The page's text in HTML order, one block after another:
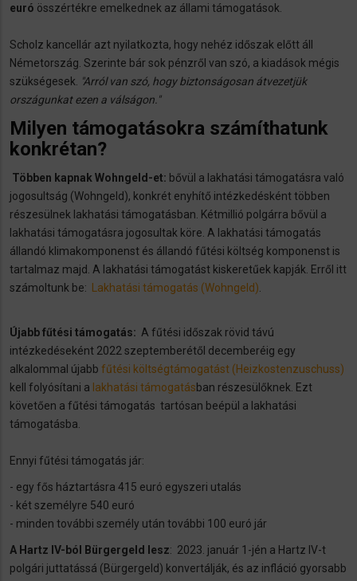
euró összértékre emelkednek az állami támogatások.
Scholz kancellár azt nyilatkozta, hogy nehéz időszak előtt áll
Németország. Szerinte bár sok pénzről van szó, a kiadások mégis
szükségesek.
"Arról van szó, hogy biztonságosan átvezetjük
országunkat ezen a válságon."
Milyen támogatásokra számíthatunk
konkrétan?
Többen kapnak Wohngeld-et: bővül a lakhatási támogatásra való
jogosultság (Wohngeld), konkrét enyhítő intézkedésként többen
részesülnek lakhatási támogatásban. Kétmillió polgárra bővül a
lakhatási támogatásra jogosultak köre. A lakhatási támogatás
állandó klimakomponenst és állandó fűtési költség komponenst is
tartalmaz majd. A lakhatási támogatást kiskeretűek kapják. Erről itt
számoltunk be:
Lakhatási támogatás (Wohngeld)
Újabb fűtési támogatás: A fűtési időszak rövid távú
intézkedéseként 2022 szeptemberétől decemberéig egy
alkalommal újabb fűtési költségtámogatást (Heizkostenzuschuss)
kell folyósítani a lakhatási támogatásban részesülőknek. Ezt
követően a fűtési támogatás tartósan beépül a lakhatási
támogatásba.
Ennyi fűtési támogatás jár:
- egy fős háztartásra 415 euró egyszeri utalás
- két személyre 540 euró
- minden további személy után további 100 euró jár
A Hartz IV-ból Bürgergeld lesz: 2023. január 1-jén a Hartz IV-t
polgári juttatássá (Bürgergeld) konvertálják, és az infláció gyorsabb